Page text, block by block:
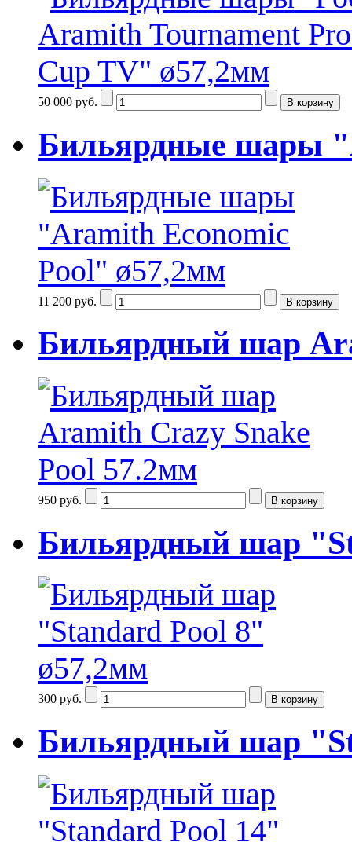
50 000 руб.
Бильярдные шары
11 200 руб.
Бильярдный шар
950 руб.
Бильярдный шар
300 руб.
Бильярдный шар